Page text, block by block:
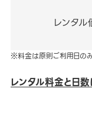
レンタル
※料金は原則ご利用日のみ
レンタル料金と日